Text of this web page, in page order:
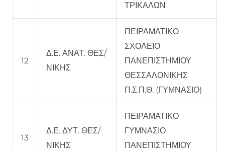
ΤΡΙΚΑΛΩΝ
12
Δ.Ε. ΑΝΑΤ. ΘΕΣ/
ΝΙΚΗΣ
ΠΕΙΡΑΜΑΤΙΚΟ
ΣΧΟΛΕΙΟ
ΠΑΝΕΠΙΣΤΗΜΙΟΥ
ΘΕΣΣΑΛΟΝΙΚΗΣ
Π.Σ.Π.Θ. (ΓΥΜΝΑΣΙΟ)
13
Δ.Ε. ΔΥΤ. ΘΕΣ/
ΝΙΚΗΣ
ΠΕΙΡΑΜΑΤΙΚΟ
ΓΥΜΝΑΣΙΟ
ΠΑΝΕΠΙΣΤΗΜΙΟΥ